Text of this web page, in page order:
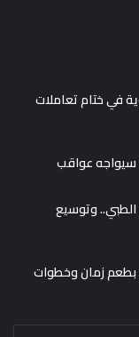
في تصميماته
التطورات
قوية في ختام تعاملات
سيواجه عواقب
الطبي.. وتوسيع
بطعم زمان وخطوات